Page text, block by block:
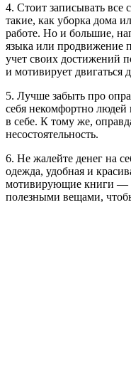
4. Стоит записывать все
такие, как уборка дома
работе. Но и большие,
языка или продвижение
учет своих достижений
и мотивирует двигаться
5. Лучше забыть про
себя некомфортно людей
в себе. К тому же,
несостоятельность.
6. Не жалейте денег на
одежда, удобная и
мотивирующие книги —
полезными вещами,